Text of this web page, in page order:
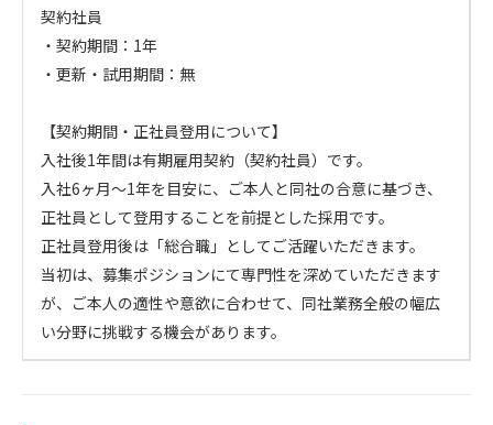
契約社員
・契約期間：1年
・更新・試用期間：無
【契約期間・正社員登用について】
入社後1年間は有期雇用契約（契約社員）です。
入社6ヶ月～1年を目安に、ご本人と同社の合意に基づき、
正社員として登用することを前提とした採用です。
正社員登用後は「総合職」としてご活躍いただきます。
当初は、募集ポジションにて専門性を深めていただきます
が、ご本人の適性や意欲に合わせて、同社業務全般の幅広
い分野に挑戦する機会があります。